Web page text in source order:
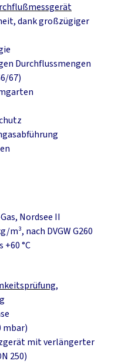
dank großzügiger
Durchflussmengen
67)
Nordsee II
m³, nach DVGW G260
°C
mbar)
mit verlängerter
250)